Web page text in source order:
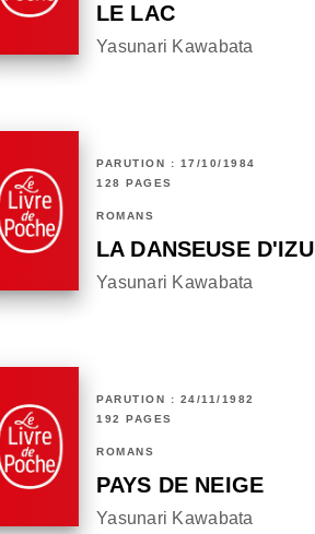
LE LAC
Yasunari Kawabata
PARUTION : 17/10/1984
128 PAGES
ROMANS
LA DANSEUSE D'IZU
Yasunari Kawabata
PARUTION : 24/11/1982
192 PAGES
ROMANS
PAYS DE NEIGE
Yasunari Kawabata